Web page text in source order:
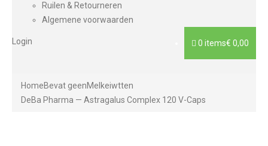
Ruilen & Retourneren
Algemene voorwaarden
0 items€ 0,00
Login
HomeBevat geenMelkeiwtten
DeBa Pharma — Astragalus Complex 120 V-Caps